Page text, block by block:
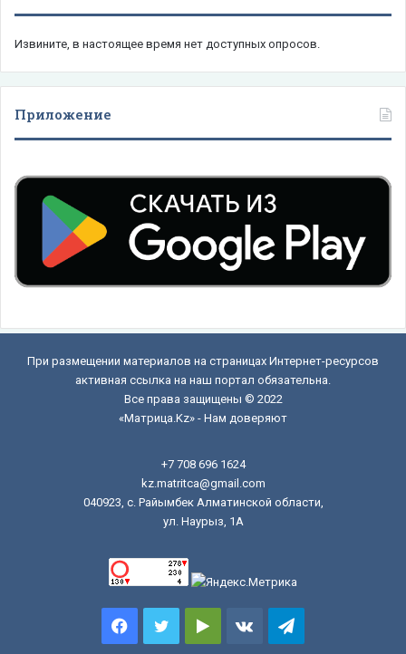
Извините, в настоящее время нет доступных опросов.
Приложение
При размещении материалов на страницах Интернет-ресурсов
активная ссылка на наш портал обязательна.
Все права защищены © 2022
«Матрица.Kz» - Нам доверяют
+7 708 696 1624
kz.matritca@gmail.com
040923, с. Райымбек Алматинской области,
ул. Наурыз, 1А
FacebookTwitterGoogle vk.comTelegram